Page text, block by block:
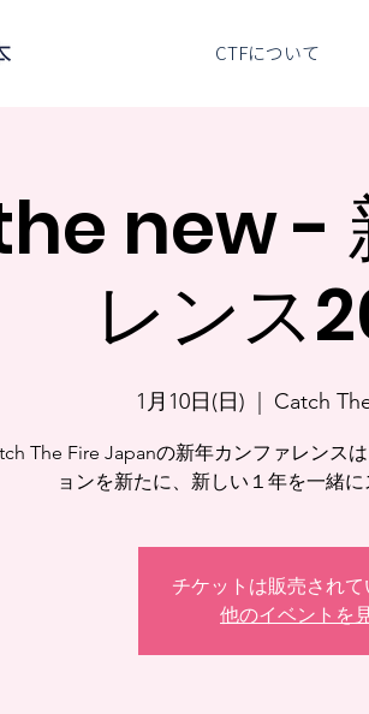
CTFについて
new -
レンス
1月10日(日) Catch
The Fire Japanの新年カンファレンス
ョンを新たに、新しい１年を一緒に
チケットは販売されて
他のイベントを